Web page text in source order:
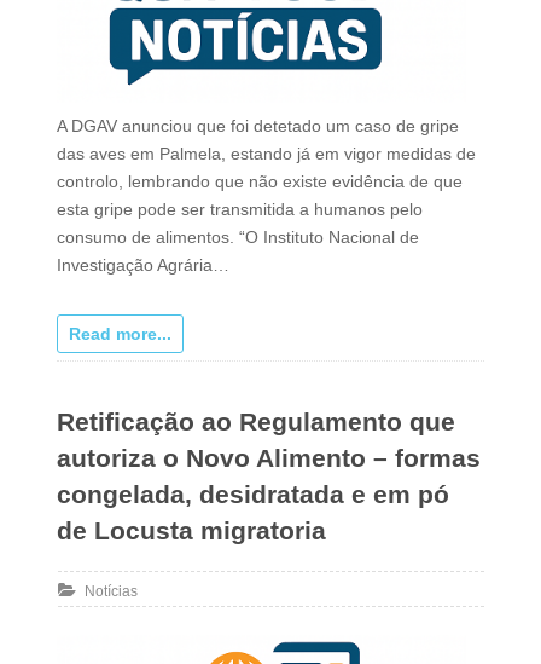
A DGAV anunciou que foi detetado um caso de gripe
das aves em Palmela, estando já em vigor medidas de
controlo, lembrando que não existe evidência de que
esta gripe pode ser transmitida a humanos pelo
consumo de alimentos. “O Instituto Nacional de
Investigação Agrária…
Read more...
Retificação ao Regulamento que
autoriza o Novo Alimento – formas
congelada, desidratada e em pó
de Locusta migratoria
Notícias